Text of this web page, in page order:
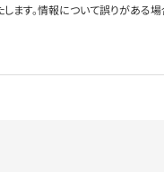
ます。情報について誤りがある